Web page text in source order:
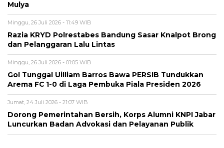
Mulya
Minggu, 26 Juli 2026 - 11:49 WIB
Razia KRYD Polrestabes Bandung Sasar Knalpot Brong
dan Pelanggaran Lalu Lintas
Minggu, 26 Juli 2026 - 01:05 WIB
Gol Tunggal Uilliam Barros Bawa PERSIB Tundukkan
Arema FC 1-0 di Laga Pembuka Piala Presiden 2026
Jumat, 24 Juli 2026 - 21:07 WIB
Dorong Pemerintahan Bersih, Korps Alumni KNPI Jabar
Luncurkan Badan Advokasi dan Pelayanan Publik